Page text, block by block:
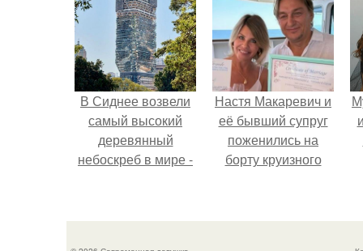
роскошна.
В Сиднее возвели
самый высокий
деревянный
небоскреб в мире -
Настя Макаревич и
её бывший супруг
поженились на
борту круизного